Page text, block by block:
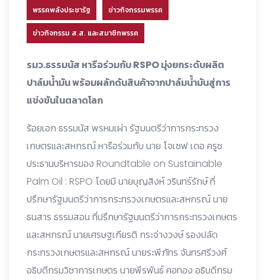
พรรคพลังประชารัฐ ข่าวกิจกรรมพรรค
ข่าวกิจกรรม ส.ส. และสมาชิกพรรค
รมว.ธรรมนัส หารือร่วมกับ RSPO มุ่งยกระดับผลิต
ปาล์มน้ำมัน พร้อมผลักดันสินค้าจากปาล์มน้ำมันสู่การ
แข่งขันในตลาดโลก
ร้อยเอก ธรรมนัส พรหมเผ่า รัฐมนตรีว่าการกระทรวง
เกษตรและสหกรณ์ หารือร่วมกับ นาย โจเซฟ เดอ ครูซ
ประธานบริหารของ Roundtable on Sustainable
Palm Oil : RSPO โดยมี นายบุญสิงห์ วรินทร์รักษ์ ที่
ปรึกษารัฐมนตรีว่าการกระทรวงเกษตรและสหกรณ์ นาย
ธนสาร ธรรมสอน ที่ปรึกษารัฐมนตรีว่าการกระทรวงเกษตร
และสหกรณ์ นายเศรษฐเกียรติ กระจ่างวงษ์ รองปลัด
กระทรวงเกษตรและสหกรณ์ นายระพีภัทร จันทรศรีวงศ์
อธิบดีกรมวิชาการเกษตร นายพีรพันธ์ คอทอง อธิบดีกรม